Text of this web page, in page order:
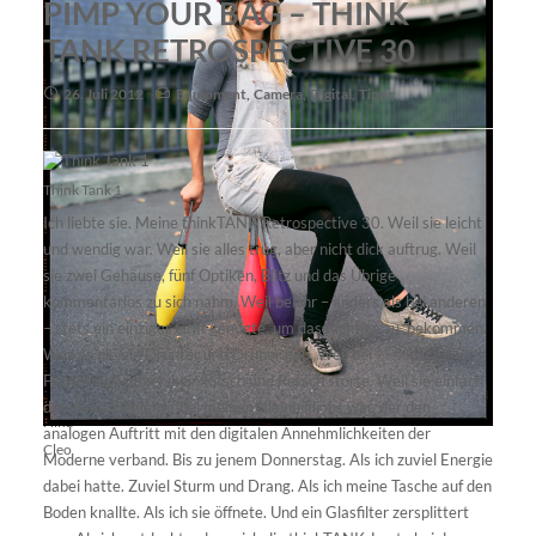
Felix_Jaehn
Nina
Cleo
PIMP YOUR BAG – THINK
TANK RETROSPECTIVE 30
26. Juli 2012 Equipment, Camera, Digital, Tipps
Think Tank 1
Ich liebte sie. Meine thinkTANK Retrospective 30. Weil sie leicht
und wendig war. Weil sie alles trug, aber nicht dick auftrug. Weil
sie zwei Gehäuse, fünf Optiken, Blitz und das Übrige
kommentarlos zu sich nahm. Weil bei ihr – anders als bei anderen
– stets ein einziger Griff genügte, um das Richtige zu bekommen.
Weil es nie ein Drunter und Drüber gab. Weil bei
Flüsterreportagen kein Ritsch und Ratsch störte. Weil sie einfach
der ideale Begleiter bei meinen Kleinbildjobs war, der den
analogen Auftritt mit den digitalen Annehmlichkeiten der
Moderne verband. Bis zu jenem Donnerstag. Als ich zuviel Energie
dabei hatte. Zuviel Sturm und Drang. Als ich meine Tasche auf den
Boden knallte. Als ich sie öffnete. Und ein Glasfilter zersplittert